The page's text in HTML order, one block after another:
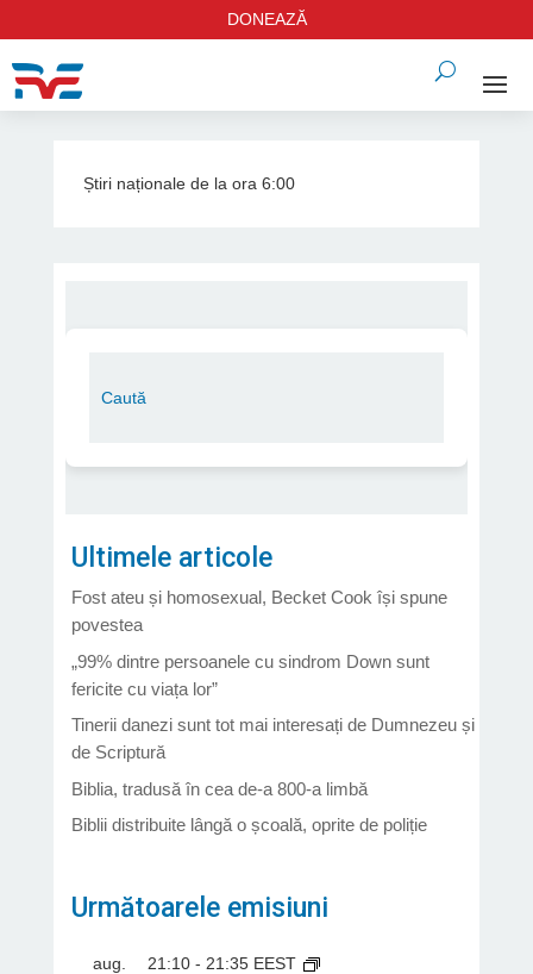
DONEAZĂ
Știri naționale de la ora 6:00
Ultimele articole
Fost ateu și homosexual, Becket Cook își spune
povestea
„99% dintre persoanele cu sindrom Down sunt
fericite cu viața lor”
Tinerii danezi sunt tot mai interesați de Dumnezeu și
de Scriptură
Biblia, tradusă în cea de-a 800-a limbă
Biblii distribuite lângă o școală, oprite de poliție
Următoarele emisiuni
aug.
21:10- 21:35 EEST